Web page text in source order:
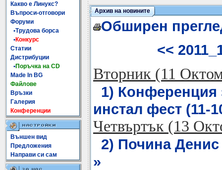
Какво е Линукс?
Въпроси-отговори
Форуми
•Трудова борса
•Конкурс
Статии
Дистрибуции
•Поръчка на CD
Made In BG
Файлове
Връзки
Галерия
Конференции
Външен вид
Предложения
Направи си сам
Архив на новините
Обширен
<<
Вторник (11
1) Конференция
инстал фест (11-
Четвъртък (13
2) Почина Денис
»